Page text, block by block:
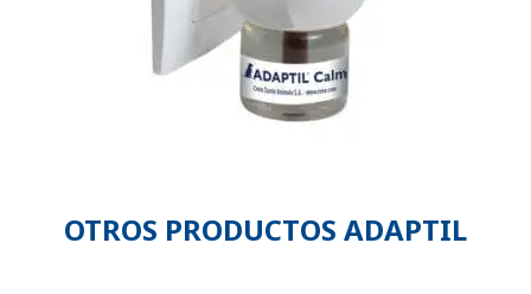
OTROS PRODUCTOS ADAPTIL